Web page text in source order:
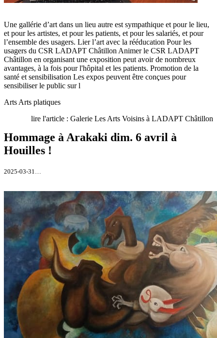
Une gallérie d’art dans un lieu autre est sympathique et pour le lieu,
et pour les artistes, et pour les patients, et pour les salariés, et pour
l’ensemble des usagers. Lier l’art avec la rééducation Pour les
usagers du CSR LADAPT Châtillon Animer le CSR LADAPT
Châtillon en organisant une exposition peut avoir de nombreux
avantages, à la fois pour l'hôpital et les patients. Promotion de la
santé et sensibilisation Les expos peuvent être conçues pour
sensibiliser le public sur l
Arts Arts platiques
lire l'article : Galerie Les Arts Voisins à LADAPT Châtillon
Hommage à Arakaki dim. 6 avril à
Houilles !
2025-03-31…